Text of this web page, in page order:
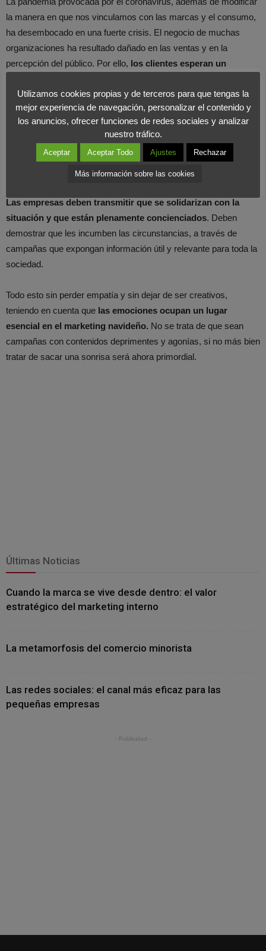
la manera en que nos vinculamos con las marcas y el consumo,
ha desembocado en una fuerte crisis. El negocio de muchas
organizaciones ha resultado dañado en las ventas y en la
percepción del público. Por ello, los clientes esperan un
En estos casos debemos dirigir nuestra comunicación en
contenidos que fomenten esperanza e ilusión. Son épocas en
los que los sentimientos y la cercanía son más importantes que
nunca y los consumidores pueden tener otras expectativas en
este momento respecto a circunstancias anteriores.
Las empresas deben transmitir que se solidarizan con la
situación y que están plenamente concienciados. Deben
demostrar que les incumben las circunstancias, a través de
campañas que expongan información útil y relevante para toda la
sociedad.
Todo esto sin perder empatía y sin dejar de ser creativos,
teniendo en cuenta que las emociones ocupan un lugar
esencial en el marketing navideño. No se trata de que sean
campañas con contenidos deprimentes y agonías, si no más bien
tratar de sacar una sonrisa será ahora primordial.
Últimas Noticias
Cuando la marca se vive desde dentro: el valor
estratégico del marketing interno
La metamorfosis del comercio minorista
Las redes sociales: el canal más eficaz para las
pequeñas empresas
- Publicidad -
Utilizamos cookies propias y de terceros para que tengas la
mejor experiencia de navegación, personalizar el contenido y
los anuncios, ofrecer funciones de redes sociales y analizar
nuestro tráfico.
Aceptar Aceptar Todo Ajustes Rechazar
Más información sobre las cookies